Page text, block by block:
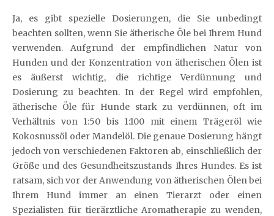
Ja, es gibt spezielle Dosierungen, die Sie unbedingt
beachten sollten, wenn Sie ätherische Öle bei Ihrem Hund
verwenden. Aufgrund der empfindlichen Natur von
Hunden und der Konzentration von ätherischen Ölen ist
es äußerst wichtig, die richtige Verdünnung und
Dosierung zu beachten. In der Regel wird empfohlen,
ätherische Öle für Hunde stark zu verdünnen, oft im
Verhältnis von 1:50 bis 1:100 mit einem Trägeröl wie
Kokosnussöl oder Mandelöl. Die genaue Dosierung hängt
jedoch von verschiedenen Faktoren ab, einschließlich der
Größe und des Gesundheitszustands Ihres Hundes. Es ist
ratsam, sich vor der Anwendung von ätherischen Ölen bei
Ihrem Hund immer an einen Tierarzt oder einen
Spezialisten für tierärztliche Aromatherapie zu wenden,